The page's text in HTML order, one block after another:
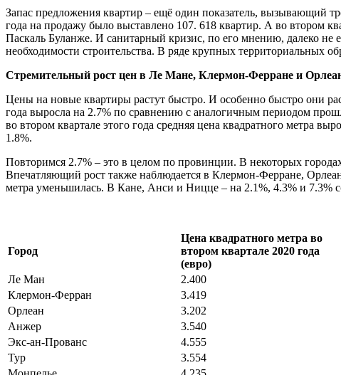
Запас предложения квартир – ещё один показатель, вызывающий
года на продажу было выставлено 107. 618 квартир. А во втором
Паскаль Буланже. И санитарный кризис, по его мнению, далеко не
необходимости строительства. В ряде крупных территориальных
Стремительный рост цен в Ле Мане, Клермон-Ферране и
Цены на новые квартиры растут быстро. И особенно быстро они
года выросла на 2.7% по сравнению с аналогичным периодом
во втором квартале этого года средняя цена квадратного метра
1.8%.
Повторимся 2.7% – это в целом по провинции. В некоторых
Впечатляющий рост также наблюдается в Клермон-Ферране,
метра уменьшилась. В Кане, Анси и Ницце – на 2.1%, 4.3% и 7.3%
Город
Цена квадратного метра во
втором квартале 2020 года
(евро)
Ле Ман
2.400
Клермон-Ферран
3.419
Орлеан
3.202
Анжер
3.540
Экс-ан-Прованс
4.555
Тур
3.554